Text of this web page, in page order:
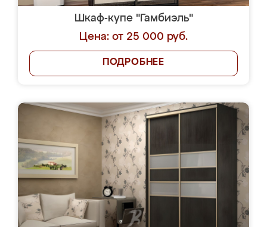
Шкаф-купе "Гамбиэль"
Цена: от 25 000 руб.
ПОДРОБНЕЕ